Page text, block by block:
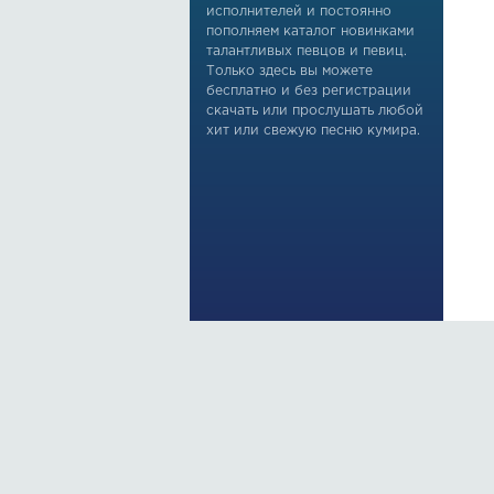
исполнителей и постоянно
пополняем каталог новинками
талантливых певцов и певиц.
Только здесь вы можете
бесплатно и без регистрации
скачать или прослушать любой
хит или свежую песню кумира.